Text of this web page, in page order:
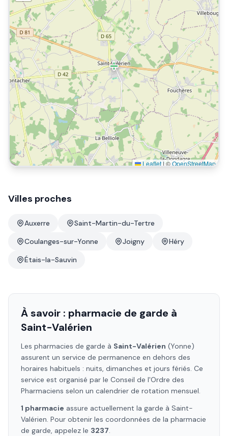
Leaflet|©OpenStreetMap
Villes proches
Auxerre
Saint-Martin-du-Tertre
Coulanges-sur-Yonne
Joigny
Héry
Étais-la-Sauvin
À savoir : pharmacie de garde à
Saint-Valérien
Les pharmacies de garde à Saint-Valérien (Yonne)
assurent un service de permanence en dehors des
horaires habituels : nuits, dimanches et jours fériés. Ce
service est organisé par le Conseil de l'Ordre des
Pharmaciens selon un calendrier de rotation mensuel.
1 pharmacie assure actuellement la garde à Saint-
Valérien. Pour obtenir les coordonnées de la pharmacie
de garde, appelez le 3237.